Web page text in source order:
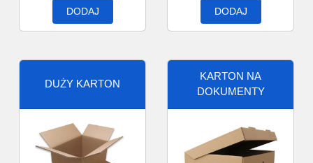
DODAJ DODAJ
DUŻY KARTON
KARTON NA
DOKUMENTY